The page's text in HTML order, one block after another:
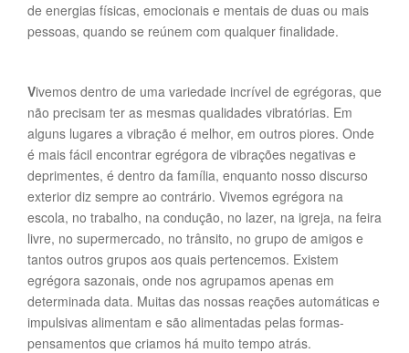
de energias físicas, emocionais e mentais de duas ou mais
pessoas, quando se reúnem com qualquer finalidade.
Vivemos dentro de uma variedade incrível de egrégoras, que
não precisam ter as mesmas qualidades vibratórias. Em
alguns lugares a vibração é melhor, em outros piores. Onde
é mais fácil encontrar egrégora de vibrações negativas e
deprimentes, é dentro da família, enquanto nosso discurso
exterior diz sempre ao contrário. Vivemos egrégora na
escola, no trabalho, na condução, no lazer, na igreja, na feira
livre, no supermercado, no trânsito, no grupo de amigos e
tantos outros grupos aos quais pertencemos. Existem
egrégora sazonais, onde nos agrupamos apenas em
determinada data. Muitas das nossas reações automáticas e
impulsivas alimentam e são alimentadas pelas formas-
pensamentos que criamos há muito tempo atrás.